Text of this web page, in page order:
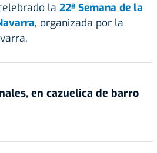
la 22ª Semana de la
, organizada por la
en cazuelica de barro